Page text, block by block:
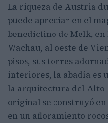
La riqueza de Austria
puede apreciar en el
benedictino de Melk,
Wachau, al oeste de
pisos, sus torres
interiores, la abadía es
la arquitectura del Alto
original se construyó
en un afloramiento